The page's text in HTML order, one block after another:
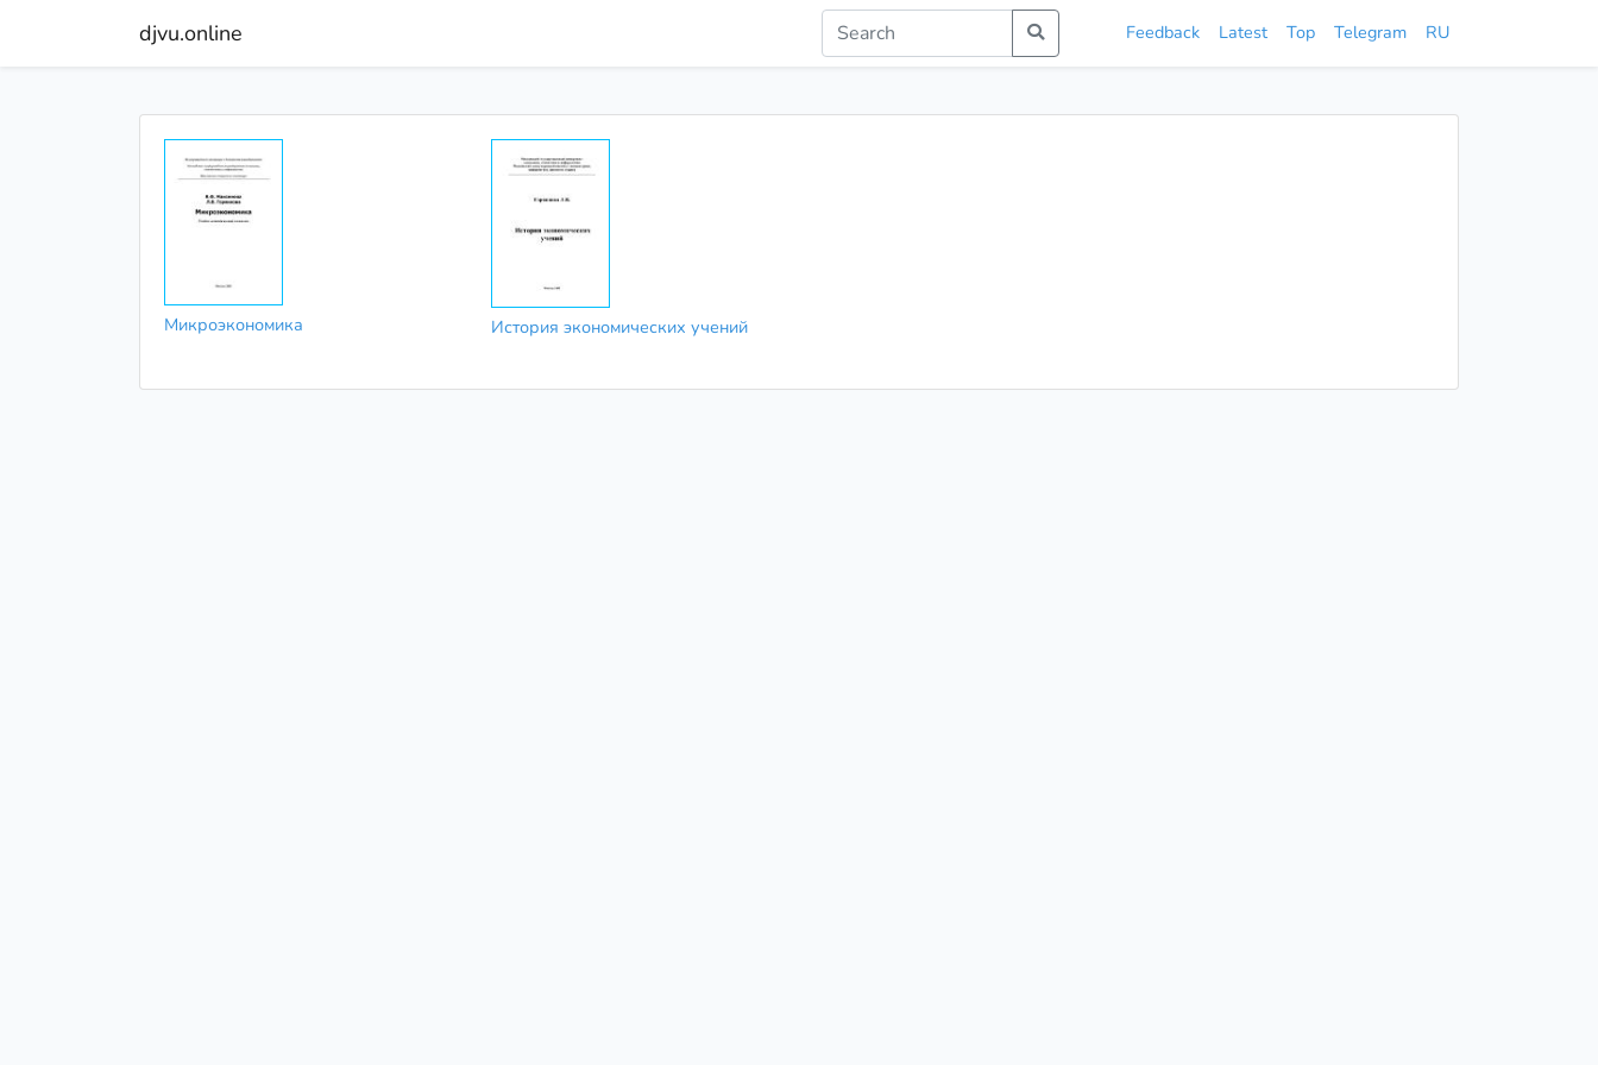
djvu.online Feedback Latest Top Telegram RU
Микроэкономика История экономических учений